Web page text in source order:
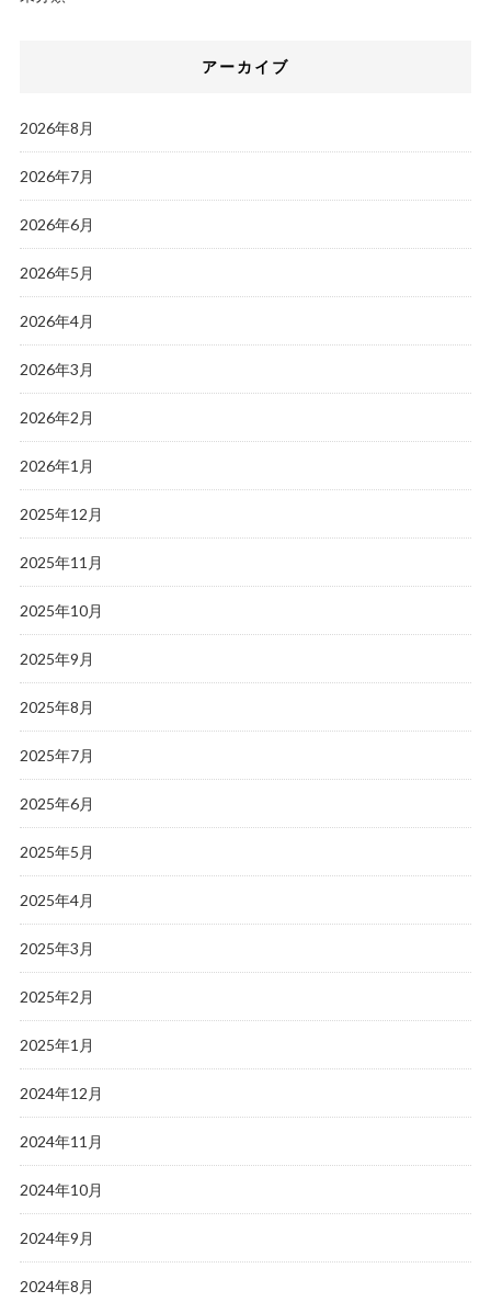
アーカイブ
2026年8月
2026年7月
2026年6月
2026年5月
2026年4月
2026年3月
2026年2月
2026年1月
2025年12月
2025年11月
2025年10月
2025年9月
2025年8月
2025年7月
2025年6月
2025年5月
2025年4月
2025年3月
2025年2月
2025年1月
2024年12月
2024年11月
2024年10月
2024年9月
2024年8月